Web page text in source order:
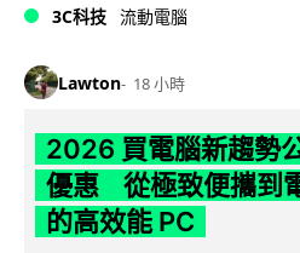
3C科技 流動電腦
Lawton 18 小時
2026 買電腦新趨勢
優惠 從極致便攜到
的高效能 PC